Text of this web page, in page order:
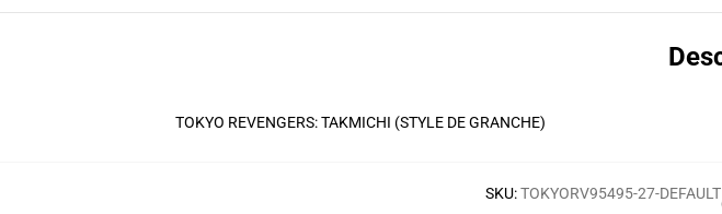
TOKYO REVENGERS: TAKMICHI (STYLE DE GRANCHE)
SKU:TOKYORV95495-27-DEFAULT